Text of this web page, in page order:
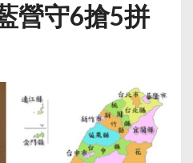
營守6搶5拼